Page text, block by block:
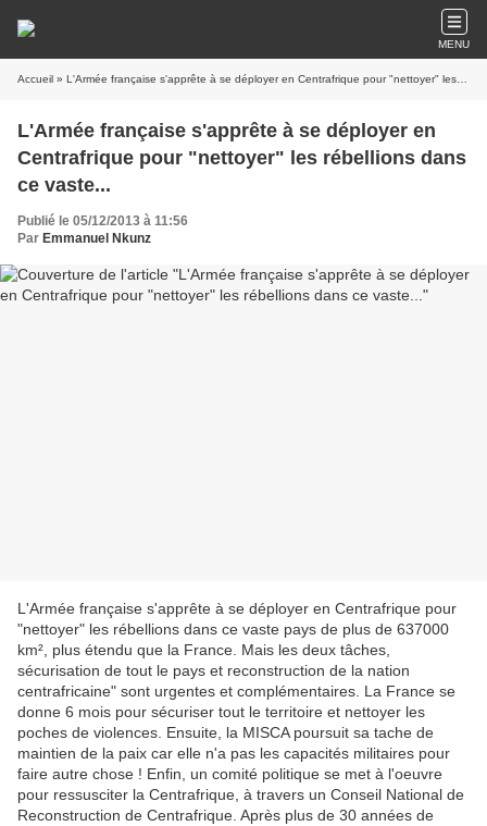
MENU
Accueil » L'Armée française s'apprête à se déployer en Centrafrique pour "nettoyer" les rébellions dans ce vaste...
L'Armée française s'apprête à se déployer en
Centrafrique pour "nettoyer" les rébellions dans
ce vaste...
Publié le 05/12/2013 à 11:56
Par Emmanuel Nkunz
L'Armée française s'apprête à se déployer en Centrafrique pour
"nettoyer" les rébellions dans ce vaste pays de plus de 637000
km², plus étendu que la France. Mais les deux tâches,
sécurisation de tout le pays et reconstruction de la nation
centrafricaine" sont urgentes et complémentaires. La France se
donne 6 mois pour sécuriser tout le territoire et nettoyer les
poches de violences. Ensuite, la MISCA poursuit sa tache de
maintien de la paix car elle n'a pas les capacités militaires pour
faire autre chose ! Enfin, un comité politique se met à l'oeuvre
pour ressusciter la Centrafrique, à travers un Conseil National de
Reconstruction de Centrafrique. Après plus de 30 années de